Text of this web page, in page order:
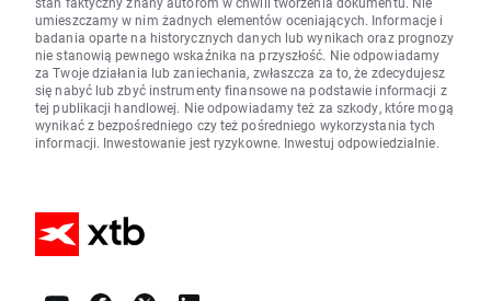
umieszczamy w nim żadnych elementów oceniających. Informacje i
badania oparte na historycznych danych lub wynikach oraz prognozy
nie stanowią pewnego wskaźnika na przyszłość. Nie odpowiadamy
za Twoje działania lub zaniechania, zwłaszcza za to, że zdecydujesz
się nabyć lub zbyć instrumenty finansowe na podstawie informacji z
tej publikacji handlowej. Nie odpowiadamy też za szkody, które mogą
wynikać z bezpośredniego czy też pośredniego wykorzystania tych
informacji. Inwestowanie jest ryzykowne. Inwestuj odpowiedzialnie.